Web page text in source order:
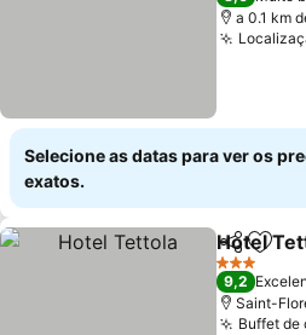
a 0.1 km
Selecione as datas para ver os
exatos.
Partilhar
Hotel
3 Estrelas
9,2
Saint-
Buffet de